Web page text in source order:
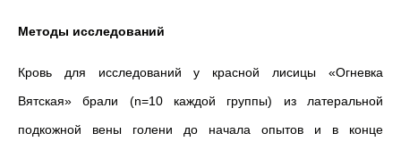
Методы исследований
Кровь для исследований у красной лисицы «Огневка
Вятская» брали (n=10 каждой группы) из латеральной
подкожной вены голени до начала опытов и в конце